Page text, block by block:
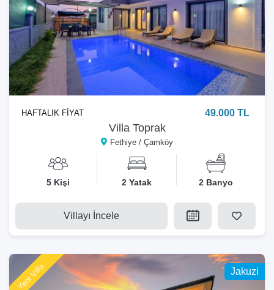
Villa Toprak
Fethiye / Çamköy
HAFTALIK FİYAT 49.000 TL
5 Kişi 2 Yatak 2 Banyo
Villayı İncele
Jakuzi
Yeni Villa